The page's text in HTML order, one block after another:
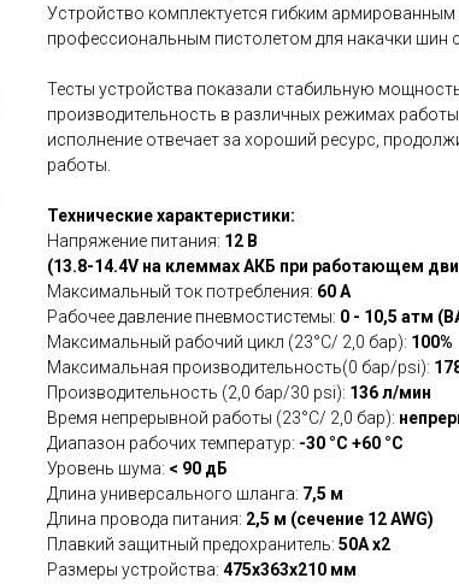
Устройство комплектуется гибким
профессиональным пистолетом для накачки шин
Тесты устройства показали стабильную
производительность в различных режимах
исполнение отвечает за хороший ресурс,
работы.
Технические характеристики:
Напряжение питания: 12 В
(13.8-14.4V на клеммах АКБ при работающем
Максимальный ток потребления: 60 A
Рабочее давление пневмостистемы: 0 - 10,5 атм
Максимальный рабочий цикл (23°C/ 2,0 бар): 100%
Максимальная производительность(0 бар/psi):
Производительность (2,0 бар/30 psi): 136 л/мин
Время непрерывной работы (23°C/ 2,0 бар):
Диапазон рабочих температур: -30 °C +60 °C
Уровень шума: < 90 дБ
Длина универсального шланга: 7,5 м
Длина провода питания: 2,5 м (сечение 12 AWG)
Плавкий защитный предохранитель: 50A x2
Размеры устройства: 475x363x210 мм